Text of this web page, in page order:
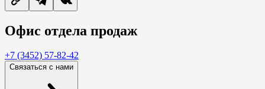
Офис отдела продаж
+7 (3452) 57-82-42
Связаться с нами